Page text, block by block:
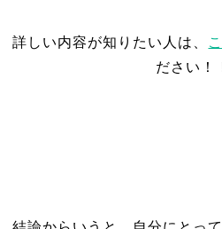
詳しい内容が知りたい人は、
ださい！